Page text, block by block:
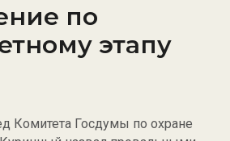
по
этапу
Комитета Госдумы по охране